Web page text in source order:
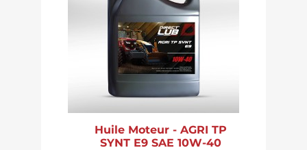
Huile Moteur - AGRI TP
SYNT E9 SAE 10W-40